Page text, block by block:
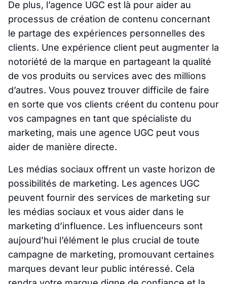
De plus, l’agence UGC est là pour aider au
processus de création de contenu concernant
le partage des expériences personnelles des
clients. Une expérience client peut augmenter la
notoriété de la marque en partageant la qualité
de vos produits ou services avec des millions
d’autres. Vous pouvez trouver difficile de faire
en sorte que vos clients créent du contenu pour
vos campagnes en tant que spécialiste du
marketing, mais une agence UGC peut vous
aider de manière directe.
Les médias sociaux offrent un vaste horizon de
possibilités de marketing. Les agences UGC
peuvent fournir des services de marketing sur
les médias sociaux et vous aider dans le
marketing d’influence. Les influenceurs sont
aujourd’hui l’élément le plus crucial de toute
campagne de marketing, promouvant certaines
marques devant leur public intéressé. Cela